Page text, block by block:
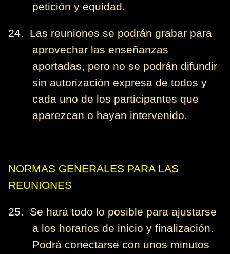
petición y equidad.
24.
Las reuniones se podrán grabar para
aprovechar las enseñanzas
aportadas, pero no se podrán difundir
sin autorización expresa de todos y
cada uno de los participantes que
aparezcan o hayan intervenido.
NORMAS GENERALES PARA LAS
REUNIONES
25.
Se hará todo lo posible para ajustarse
a los horarios de inicio y finalización.
Podrá conectarse con unos minutos